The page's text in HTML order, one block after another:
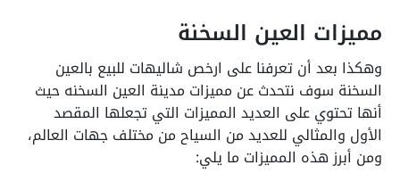
مميزات العين السخنة
وهكذا بعد أن تعرفنا على ارخص شاليهات للبيع بالعين
السخنة سوف نتحدث عن مميزات مدينة العين السخنه حيث
أنها تحتوي على العديد المميزات التي تجعلها المقصد
الأول والمثالي للعديد من السياح من مختلف جهات العالم،
ومن أبرز هذه المميزات ما يلي: